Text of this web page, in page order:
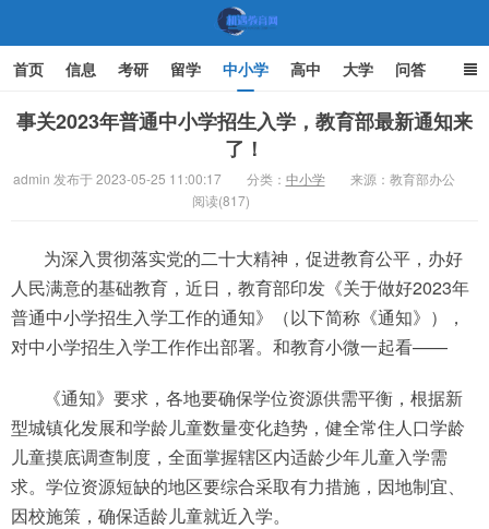
机遇教育网
首页 信息 考研 留学 中小学 高中 大学 问答
文化 家庭教育
事关2023年普通中小学招生入学，教育部最新通知来
了！
admin 发布于 2023-05-25 11:00:17 分类： 中小学
来源：教育部办公
阅读(817)
为深入贯彻落实党的二十大精神，促进教育公平，办好
人民满意的基础教育，近日，教育部印发《关于做好2023年
普通中小学招生入学工作的通知》（以下简称《通知》），
对中小学招生入学工作作出部署。和教育小微一起看——
《通知》要求，各地要确保学位资源供需平衡，根据新
型城镇化发展和学龄儿童数量变化趋势，健全常住人口学龄
儿童摸底调查制度，全面掌握辖区内适龄少年儿童入学需
求。学位资源短缺的地区要综合采取有力措施，因地制宜、
因校施策，确保适龄儿童就近入学。